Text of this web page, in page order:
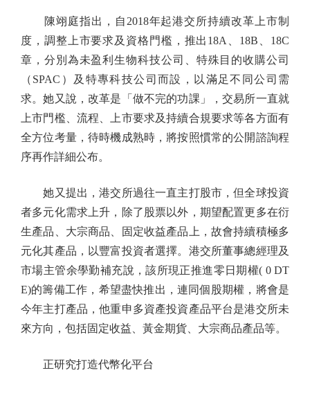
陳翊庭指出，自2018年起港交所持續改革上市制
度，調整上市要求及資格門檻，推出18A、18B、18C
章，分別為未盈利生物科技公司、特殊目的收購公司
（SPAC）及特專科技公司而設，以滿足不同公司需
求。她又說，改革是「做不完的功課」，交易所一直就
上市門檻、流程、上市要求及持續合規要求等各方面有
全方位考量，待時機成熟時，將按照慣常的公開諮詢程
序再作詳細公布。
她又提出，港交所過往一直主打股市，但全球投資
者多元化需求上升，除了股票以外，期望配置更多在衍
生產品、大宗商品、固定收益產品上，故會持續積極多
元化其產品，以豐富投資者選擇。港交所董事總經理及
市場主管余學勤補充說，該所現正推進零日期權( 0 DT
E)的籌備工作，希望盡快推出，連同個股期權，將會是
今年主打產品，他重申多資產投資產品平台是港交所未
來方向，包括固定收益、黃金期貨、大宗商品產品等。
正研究打造代幣化平台